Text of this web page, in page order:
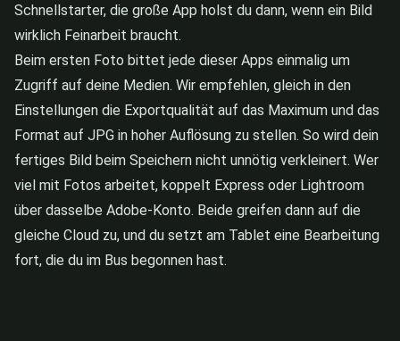
Schnellstarter, die große App holst du dann, wenn ein Bild
wirklich Feinarbeit braucht.
Beim ersten Foto bittet jede dieser Apps einmalig um
Zugriff auf deine Medien. Wir empfehlen, gleich in den
Einstellungen die Exportqualität auf das Maximum und das
Format auf JPG in hoher Auflösung zu stellen. So wird dein
fertiges Bild beim Speichern nicht unnötig verkleinert. Wer
viel mit Fotos arbeitet, koppelt Express oder Lightroom
über dasselbe Adobe-Konto. Beide greifen dann auf die
gleiche Cloud zu, und du setzt am Tablet eine Bearbeitung
fort, die du im Bus begonnen hast.